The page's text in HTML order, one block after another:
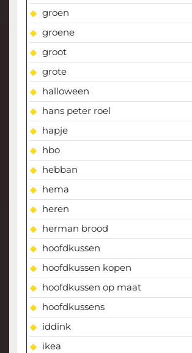
groen
groene
groot
grote
halloween
hans peter roel
hapje
hbo
hebban
hema
heren
herman brood
hoofdkussen
hoofdkussen kopen
hoofdkussen op maat
hoofdkussens
iddink
ikea